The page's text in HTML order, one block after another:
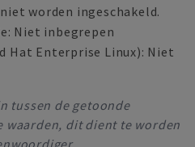
worden ingeschakeld.
Niet inbegrepen
Hat Enterprise Linux): Niet
tussen de getoonde
waarden, dit dient te worden